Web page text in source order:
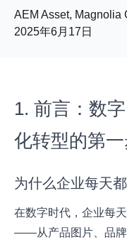
AEM Asset, Magnolia
2025年6月17日
1. 前言：数
化转型的第
为什么企业每天
在数字时代，企业每
——从产品图片、品牌